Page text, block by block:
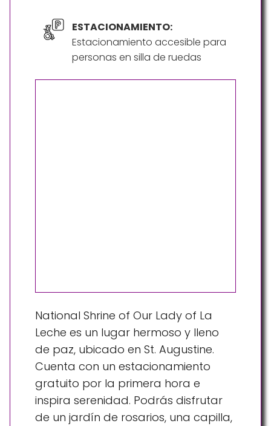
ESTACIONAMIENTO:
Estacionamiento accesible para
personas en silla de ruedas
National Shrine of Our Lady of La
Leche es un lugar hermoso y lleno
de paz, ubicado en St. Augustine.
Cuenta con un estacionamiento
gratuito por la primera hora e
inspira serenidad. Podrás disfrutar
de un jardín de rosarios, una capilla,